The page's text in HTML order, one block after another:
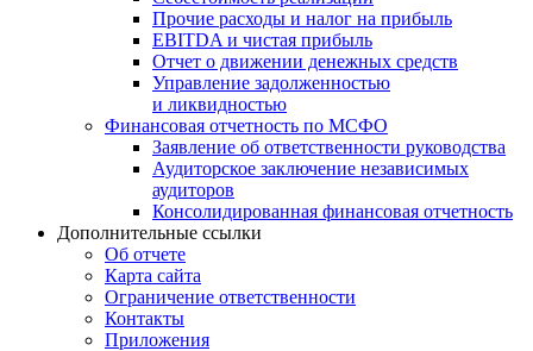
Прочие расходы и налог на прибыль
EBITDA и чистая прибыль
Отчет о движении денежных средств
Управление задолженностью
и ликвидностью
Финансовая отчетность по МСФО
Заявление об ответственности руководства
Аудиторское заключение независимых
аудиторов
Консолидированная финансовая отчетность
Дополнительные ссылки
Об отчете
Карта сайта
Ограничение ответственности
Контакты
Приложения